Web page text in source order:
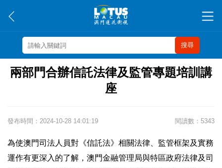
搜尋
兩部門合辦信託法律及監管專題培訓講
座
發布時間：2024-10-28 14:01:19 閱讀數：5343
為使澳門司法人員對《信託法》相關法律、監管框架及實務
運作有更深入的了解，澳門金融管理局與特區政府法律及司